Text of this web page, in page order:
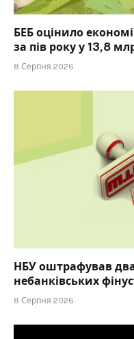
БЕБ оцінило
за пів року у 13,8
8 Серпня 2026
НБУ оштрафував
небанківських
8 Серпня 2026